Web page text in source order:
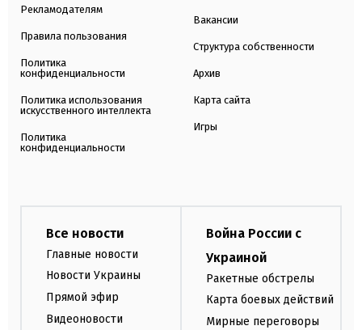
Рекламодателям
Правила пользования
Политика
конфиденциальности
Политика использования
искусственного интеллекта
Политика
конфиденциальности
Вакансии
Структура собственности
Архив
Карта сайта
Игры
Все новости
Главные новости
Новости Украины
Прямой эфир
Видеоновости
Война России с
Украиной
Ракетные обстрелы
Карта боевых действий
Мирные переговоры